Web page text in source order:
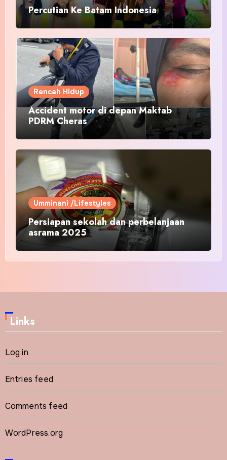
Percutian Ke Batam Indonesia
Rencah Hidup
Accident motor di depan Maktab
PDRM Cheras
Umminani /Lifestyles
Persiapan sekolah dan perbelanjaan
asrama 2025
Links
Log in
Entries feed
Comments feed
WordPress.org